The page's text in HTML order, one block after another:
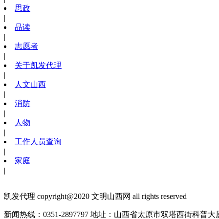
思政
|
品读
|
志愿者
|
关于凯发代理
|
人文山西
|
消防
|
人物
|
工作人员查询
|
家庭
|
凯发代理 copyright@2020 文明山西网 all rights reserved
新闻热线：0351-2897797 地址：山西省太原市双塔西街科普大